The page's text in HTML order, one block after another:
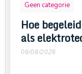
Geen categorie
Hoe
als
06/08/2026